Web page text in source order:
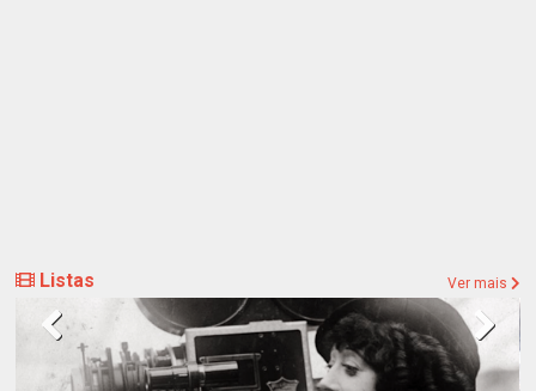
Listas Ver mais